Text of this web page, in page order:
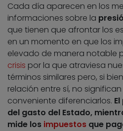
Cada día aparecen en los
informaciones sobre la
que tienen que afrontar los
en un momento en que los
elevado de manera notable
crisis por la que atraviesa
términos similares pero, si
relación entre sí, no
conveniente diferenciarlos.
del gasto del Estado,
mide los impuestos que